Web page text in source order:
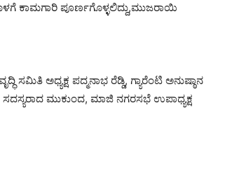
ಕಾಮಗಾರಿ ಪೂರ್ಣಗೊಳ್ಳಲಿದ್ದು,ಮುಜರಾಯಿ
ಸಮಿತಿ ಅಧ್ಯಕ್ಷ ಪದ್ಮನಾಭ ರೆಡ್ಡಿ, ಗ್ಯಾರೆಂಟಿ ಅನುಷ್ಠಾನ
ಸದಸ್ಯರಾದ ಮುಕುಂದ, ಮಾಜಿ ನಗರಸಭೆ ಉಪಾಧ್ಯಕ್ಷ